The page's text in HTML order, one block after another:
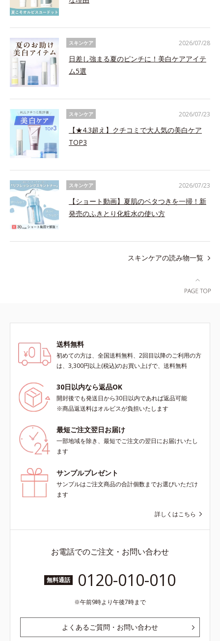
スキンケア
日差し強まる夏のピンチに！美白ケアアイテ
ム5選
2026/07/28
スキンケア
【★4.3超え】クチコミで大人気の美白ケア
TOP3
2026/07/23
スキンケア
【ショート動画】夏肌のベタつきを一掃！新
発売のふきとり化粧水の使い方
2026/07/23
スキンケアの読み物一覧
送料無料
初めての方は、全国送料無料、2回目以降のご利用の方
は、3,300円以上(税込)のお買い上げで、送料無料
30日以内なら返品OK
開封後でも発送日から30日以内であれば返品可能
※商品返送料はオルビスが負担いたします
最短ご注文翌日お届け
一部地域を除き、最短でご注文の翌日にお届けいたし
ます
サンプルプレゼント
サンプルはご注文商品の合計個数までお選びいただけ
ます
詳しくはこちら
お電話でのご注文・お問い合わせ
無料通話 0120-010-010
午前9時より午後7時まで
よくあるご質問・お問い合わせ